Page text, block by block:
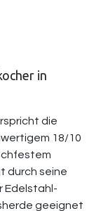
in
die
18/10
durch seine
Edelstahl-
geeignet